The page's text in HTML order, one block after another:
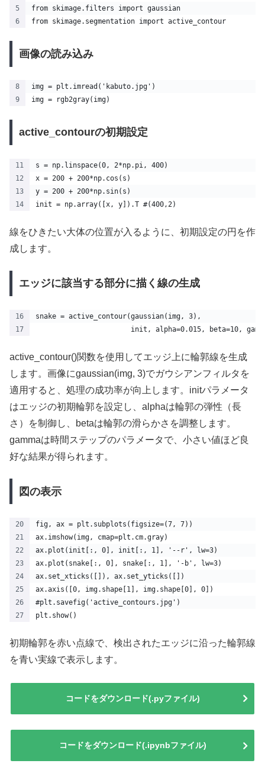
from skimage.filters import gaussian
from skimage.segmentation import active_contour
画像の読み込み
img = plt.imread('kabuto.jpg')
img = rgb2gray(img)
active_contourの初期設定
s = np.linspace(0, 2*np.pi, 400)
x = 200 + 200*np.cos(s)
y = 200 + 200*np.sin(s)
init = np.array([x, y]).T #(400,2)
線をひきたい大体の位置が入るように、初期設定の円を作
成します。
エッジに該当する部分に描く線の生成
snake = active_contour(gaussian(img, 3),
init, alpha=0.015, beta=10,
active_contour()関数を使用してエッジ上に輪郭線を生成
します。画像にgaussian(img, 3)でガウシアンフィルタを
適用すると、処理の成功率が向上します。initパラメータ
はエッジの初期輪郭を設定し、alphaは輪郭の弾性（長
さ）を制御し、betaは輪郭の滑らかさを調整します。
gammaは時間ステップのパラメータで、小さい値ほど良
好な結果が得られます。
図の表示
fig, ax = plt.subplots(figsize=(7, 7))
ax.imshow(img, cmap=plt.cm.gray)
ax.plot(init[:, 0], init[:, 1], '--r', lw=3)
ax.plot(snake[:, 0], snake[:, 1], '-b', lw=3)
ax.set_xticks([]), ax.set_yticks([])
ax.axis([0, img.shape[1], img.shape[0], 0])
#plt.savefig('active_contours.jpg')
plt.show()
初期輪郭を赤い点線で、検出されたエッジに沿った輪郭線
を青い実線で表示します。
コードをダウンロード(.pyファイル)
コードをダウンロード(.ipynbファイル)